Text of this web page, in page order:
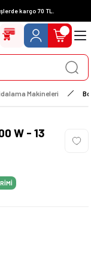
kargo 70 TL.
Makineleri
W - 13